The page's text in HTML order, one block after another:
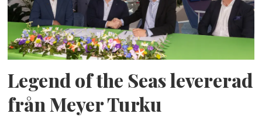
Legend of the Seas levererad
från Meyer Turku